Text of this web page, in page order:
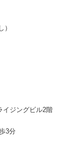
ジングビル2階
3分